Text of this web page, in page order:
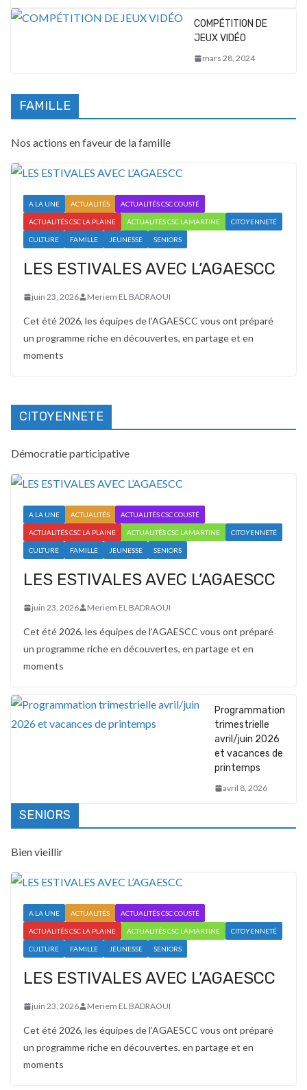
COMPÉTITION DE
JEUX VIDÉO
mars 28, 2024
FAMILLE
Nos actions en faveur de la famille
A LA UNE ACTUALITÉS ACTUALITÉS CSC COUSTÉ
ACTUALITÉS CSC LA PLAINE ACTUALITÉS CSC LAMARTINE CITOYENNETÉ
CULTURE FAMILLE JEUNESSE SENIORS
LES ESTIVALES AVEC L’AGAESCC
juin 23, 2026 Meriem EL BADRAOUI
Cet été 2026, les équipes de l’AGAESCC vous ont préparé
un programme riche en découvertes, en partage et en
moments
CITOYENNETE
Démocratie participative
A LA UNE ACTUALITÉS ACTUALITÉS CSC COUSTÉ
ACTUALITÉS CSC LA PLAINE ACTUALITÉS CSC LAMARTINE CITOYENNETÉ
CULTURE FAMILLE JEUNESSE SENIORS
LES ESTIVALES AVEC L’AGAESCC
juin 23, 2026 Meriem EL BADRAOUI
Cet été 2026, les équipes de l’AGAESCC vous ont préparé
un programme riche en découvertes, en partage et en
moments
Programmation
trimestrielle
avril/juin 2026
et vacances de
printemps
avril 8, 2026
SENIORS
Bien vieillir
A LA UNE ACTUALITÉS ACTUALITÉS CSC COUSTÉ
ACTUALITÉS CSC LA PLAINE ACTUALITÉS CSC LAMARTINE CITOYENNETÉ
CULTURE FAMILLE JEUNESSE SENIORS
LES ESTIVALES AVEC L’AGAESCC
juin 23, 2026 Meriem EL BADRAOUI
Cet été 2026, les équipes de l’AGAESCC vous ont préparé
un programme riche en découvertes, en partage et en
moments